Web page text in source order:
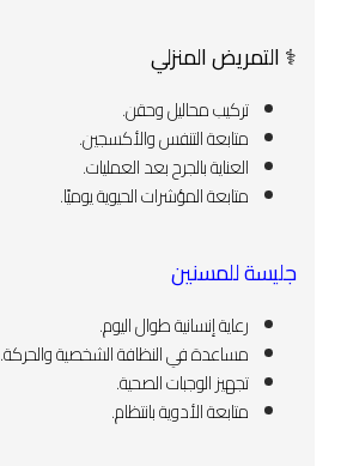
‍⚕️ التمريض المنزلي
تركيب محاليل وحقن.
متابعة التنفس والأكسجين.
العناية بالجرح بعد العمليات.
متابعة المؤشرات الحيوية يوميًا.
جليسة للمسنين
رعاية إنسانية طوال اليوم.
مساعدة في النظافة الشخصية والحركة.
تجهيز الوجبات الصحية.
متابعة الأدوية بانتظام.